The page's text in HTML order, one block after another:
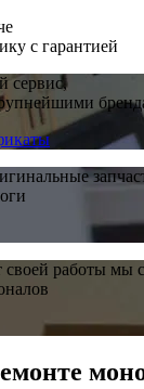
с гарантией
сервис,
своей работы мы